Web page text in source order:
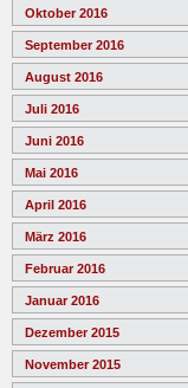
Oktober 2016
September 2016
August 2016
Juli 2016
Juni 2016
Mai 2016
April 2016
März 2016
Februar 2016
Januar 2016
Dezember 2015
November 2015